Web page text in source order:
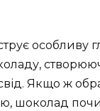
особливу
Якщо ж
шоколад